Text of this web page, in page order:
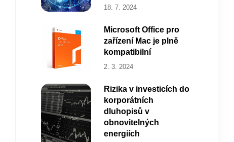
18. 7. 2024
Microsoft Office pro
zařízení Mac je plně
kompatibilní
2. 3. 2024
Rizika v investicích do
korporátních
dluhopisů v
obnovitelných
energiích